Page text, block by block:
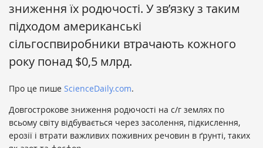
зниження їх родючості. У зв’язку з таким
підходом американські
сільгоспвиробники втрачають кожного
року понад $0,5 млрд.
Про це пише ScienceDaily.com.
Довгострокове зниження родючості на с/г землях по
всьому світу відбувається через засолення, підкислення,
ерозії і втрати важливих поживних речовин в ґрунті, таких